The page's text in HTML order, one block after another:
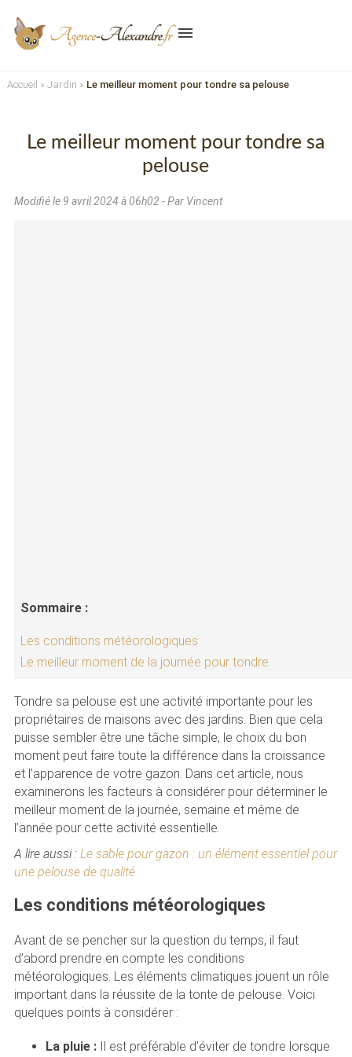
menu
Accueil » Jardin » Le meilleur moment pour tondre sa pelouse
Le meilleur moment pour tondre sa
pelouse
Modifié le 9 avril 2024 à 06h02 - Par Vincent
Sommaire :
Les conditions météorologiques
Le meilleur moment de la journée pour tondre
Tondre sa pelouse est une activité importante pour les
propriétaires de maisons avec des jardins. Bien que cela
puisse sembler être une tâche simple, le choix du bon
moment peut faire toute la différence dans la croissance
et l’apparence de votre gazon. Dans cet article, nous
examinerons les facteurs à considérer pour déterminer le
meilleur moment de la journée, semaine et même de
l’année pour cette activité essentielle.
A lire aussi : Le sable pour gazon : un élément essentiel pour
une pelouse de qualité
Les conditions météorologiques
Avant de se pencher sur la question du temps, il faut
d’abord prendre en compte les conditions
météorologiques. Les éléments climatiques jouent un rôle
important dans la réussite de la tonte de pelouse. Voici
quelques points à considérer :
La pluie :Il est préférable d’éviter de tondre lorsque